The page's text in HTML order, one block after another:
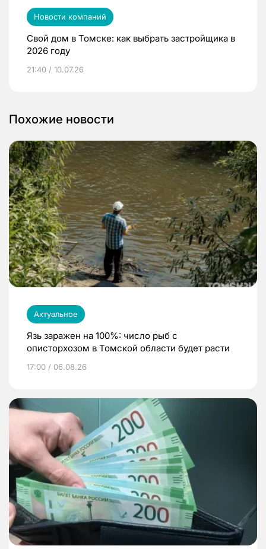
Новости компаний
Свой дом в Томске: как выбрать застройщика в
2026 году
21:40 / 10.07.26
Похожие новости
Актуальное
Язь заражен на 100%: число рыб с
описторхозом в Томской области будет расти
17:00 / 06.08.26